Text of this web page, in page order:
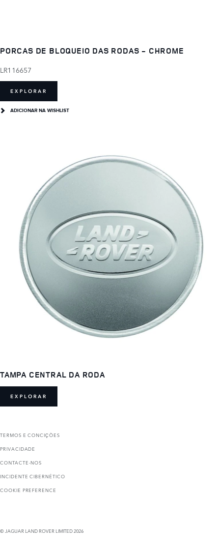
PORCAS DE BLOQUEIO DAS RODAS - CHROME
LR116657
EXPLORAR
ADICIONAR NA WISHLIST
TAMPA CENTRAL DA RODA
EXPLORAR
TERMOS E CONCIҪÕES
PRIVACIDADE
CONTACTE-NOS
INCIDENTE CIBERNÉTICO
COOKIE PREFERENCE
© JAGUAR LAND ROVER LIMITED 2026